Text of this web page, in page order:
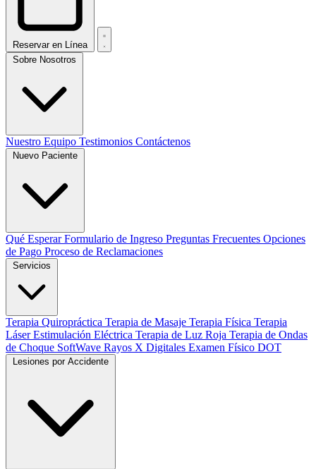
Reservar en Línea
Nuestro Equipo Testimonios Contáctenos
Qué EsperarFormulario de Ingreso Preguntas Frecuentes Opciones
de Pago Proceso de Reclamaciones
Terapia Quiropráctica Terapia de Masaje Terapia Física Terapia
LáserEstimulación Eléctrica Terapia de Luz Roja Terapia de Ondas
de Choque SoftWave Rayos X Digitales Examen Físico DOT